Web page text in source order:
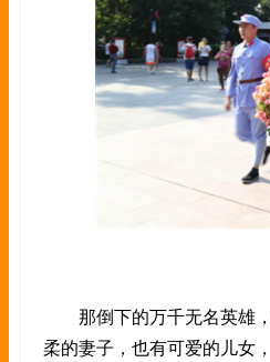
那倒下的万千无名英雄，
柔的妻子，也有可爱的儿女